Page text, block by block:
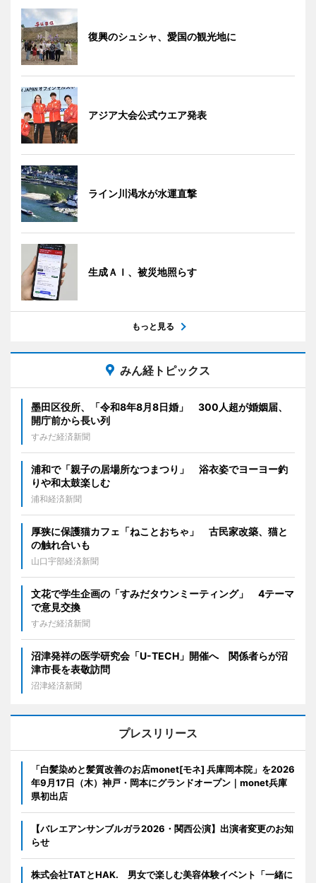
復興のシュシャ、愛国の観光地に
アジア大会公式ウエア発表
ライン川渇水が水運直撃
生成ＡＩ、被災地照らす
もっと見る
みん経トピックス
墨田区役所、「令和8年8月8日婚」 300人超が婚姻届、
開庁前から長い列
すみだ経済新聞
浦和で「親子の居場所なつまつり」 浴衣姿でヨーヨー釣
りや和太鼓楽しむ
浦和経済新聞
厚狭に保護猫カフェ「ねことおちゃ」 古民家改築、猫と
の触れ合いも
山口宇部経済新聞
文花で学生企画の「すみだタウンミーティング」 4テーマ
で意見交換
すみだ経済新聞
沼津発祥の医学研究会「U-TECH」開催へ 関係者らが沼
津市長を表敬訪問
沼津経済新聞
プレスリリース
「白髪染めと髪質改善のお店monet[モネ] 兵庫岡本院」を2026
年9月17日（木）神戸・岡本にグランドオープン｜monet兵庫
県初出店
【バレエアンサンブルガラ2026・関西公演】出演者変更のお知
らせ
株式会社TATとHAK. 男女で楽しむ美容体験イベント「一緒に